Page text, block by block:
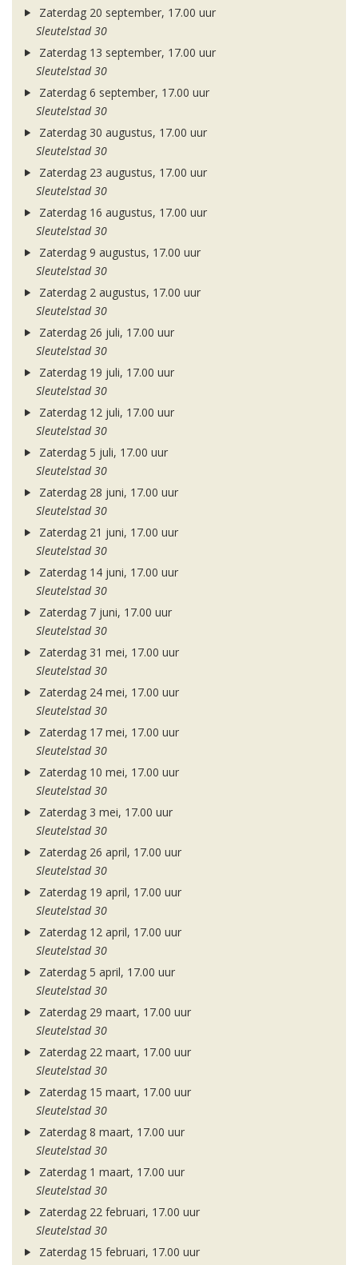
Zaterdag 20 september, 17.00 uur
Sleutelstad 30
Zaterdag 13 september, 17.00 uur
Sleutelstad 30
Zaterdag 6 september, 17.00 uur
Sleutelstad 30
Zaterdag 30 augustus, 17.00 uur
Sleutelstad 30
Zaterdag 23 augustus, 17.00 uur
Sleutelstad 30
Zaterdag 16 augustus, 17.00 uur
Sleutelstad 30
Zaterdag 9 augustus, 17.00 uur
Sleutelstad 30
Zaterdag 2 augustus, 17.00 uur
Sleutelstad 30
Zaterdag 26 juli, 17.00 uur
Sleutelstad 30
Zaterdag 19 juli, 17.00 uur
Sleutelstad 30
Zaterdag 12 juli, 17.00 uur
Sleutelstad 30
Zaterdag 5 juli, 17.00 uur
Sleutelstad 30
Zaterdag 28 juni, 17.00 uur
Sleutelstad 30
Zaterdag 21 juni, 17.00 uur
Sleutelstad 30
Zaterdag 14 juni, 17.00 uur
Sleutelstad 30
Zaterdag 7 juni, 17.00 uur
Sleutelstad 30
Zaterdag 31 mei, 17.00 uur
Sleutelstad 30
Zaterdag 24 mei, 17.00 uur
Sleutelstad 30
Zaterdag 17 mei, 17.00 uur
Sleutelstad 30
Zaterdag 10 mei, 17.00 uur
Sleutelstad 30
Zaterdag 3 mei, 17.00 uur
Sleutelstad 30
Zaterdag 26 april, 17.00 uur
Sleutelstad 30
Zaterdag 19 april, 17.00 uur
Sleutelstad 30
Zaterdag 12 april, 17.00 uur
Sleutelstad 30
Zaterdag 5 april, 17.00 uur
Sleutelstad 30
Zaterdag 29 maart, 17.00 uur
Sleutelstad 30
Zaterdag 22 maart, 17.00 uur
Sleutelstad 30
Zaterdag 15 maart, 17.00 uur
Sleutelstad 30
Zaterdag 8 maart, 17.00 uur
Sleutelstad 30
Zaterdag 1 maart, 17.00 uur
Sleutelstad 30
Zaterdag 22 februari, 17.00 uur
Sleutelstad 30
Zaterdag 15 februari, 17.00 uur